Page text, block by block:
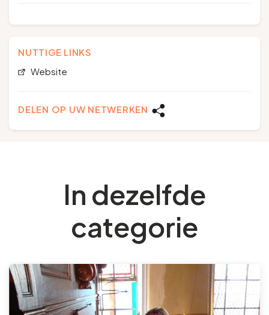
NUTTIGE LINKS
Website
DELEN OP UW NETWERKEN
In dezelfde
categorie